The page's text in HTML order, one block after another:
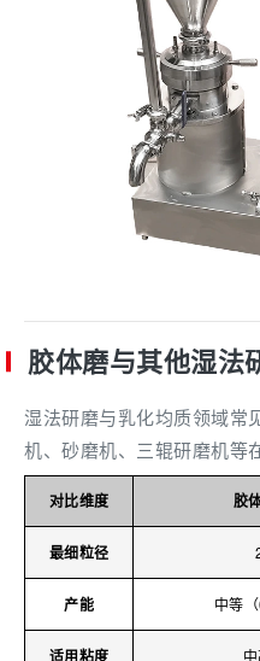
胶体磨与其他湿法
湿法研磨与乳化均质领域常
机、砂磨机、三辊研磨机等
对比维度 胶
最细粒径
产能 中等
适用粘度